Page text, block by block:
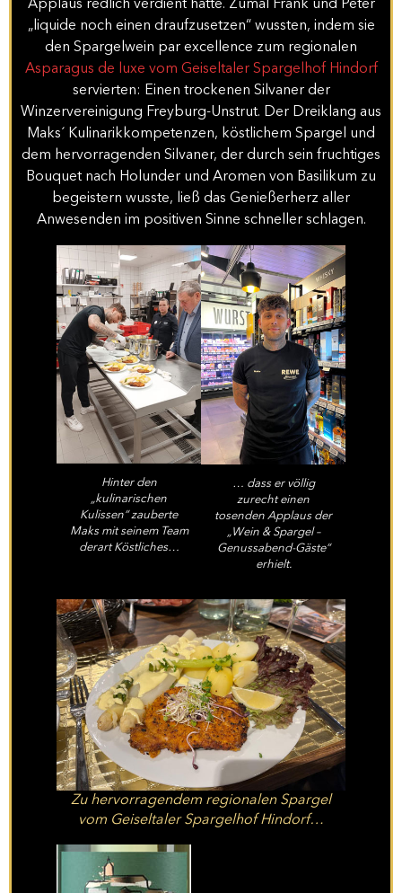
Applaus redlich verdient hatte. Zumal Frank und Peter
„liquide noch einen draufzusetzen“ wussten, indem sie
den Spargelwein par excellence zum regionalen
Asparagus de luxe vom Geiseltaler Spargelhof Hindorf
servierten: Einen trockenen Silvaner der
Winzervereinigung Freyburg-Unstrut. Der Dreiklang aus
Maks´ Kulinarikkompetenzen, köstlichem Spargel und
dem hervorragenden Silvaner, der durch sein fruchtiges
Bouquet nach Holunder und Aromen von Basilikum zu
begeistern wusste, ließ das Genießerherz aller
Anwesenden im positiven Sinne schneller schlagen.
Hinter den
„kulinarischen
Kulissen“ zauberte
Maks mit seinem Team
derart Köstliches…
… dass er völlig
zurecht einen
tosenden Applaus der
„Wein & Spargel –
Genussabend-Gäste“
erhielt.
Zu hervorragendem regionalen Spargel
vom Geiseltaler Spargelhof Hindorf…